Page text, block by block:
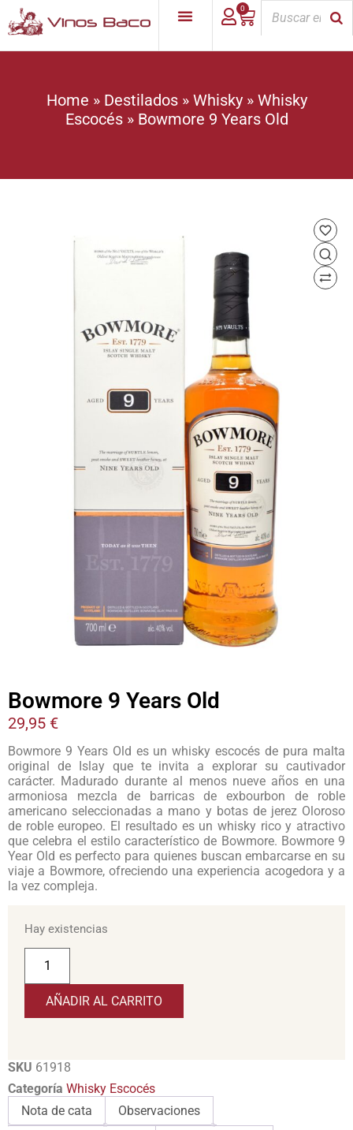
0
Home » Destilados» Whisky» Whisky
Escocés» Bowmore 9 Years Old
Bowmore 9 Years Old
29,95 €
Bowmore 9 Years Old es un whisky escocés de pura malta
original de Islay que te invita a explorar su cautivador
carácter. Madurado durante al menos nueve años en una
armoniosa mezcla de barricas de exbourbon de roble
americano seleccionadas a mano y botas de jerez Oloroso
de roble europeo. El resultado es un whisky rico y atractivo
que celebra el estilo característico de Bowmore. Bowmore 9
Year Old es perfecto para quienes buscan embarcarse en su
viaje a Bowmore, ofreciendo una experiencia acogedora y a
la vez compleja.
Hay existencias
AÑADIR AL CARRITO
SKU 61918
Categoría Whisky Escocés
Nota de cata
Observaciones